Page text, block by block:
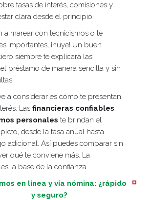
tasas de interés, comisiones y
clara desde el principio.
a marear con tecnicismos o te
importantes, ¡huye! Un buen
siempre te explicará las
préstamo de manera sencilla y sin
a considerar es cómo te presentan
Las financieras confiables
personales te brindan el
desde la tasa anual hasta
adicional. Así puedes comparar sin
qué te conviene más. La
la base de la confianza.
en línea y vía nómina: ¿rápido
y seguro?